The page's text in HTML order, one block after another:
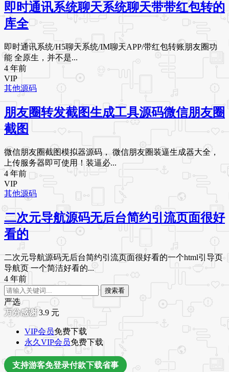
即时通讯系统聊天系统聊天带带红包转的
库全
即时通讯系统/H5聊天系统/IM聊天APP/带红包转账朋友圈功
能 全原生，并不是...
4 年前
VIP
其他源码
朋友圈转发截图生成工具源码微信朋友圈
截图
微信朋友圈截图模拟器源码， 微信朋友圈装逼生成器大全，
上传服务器即可使用！装逼必...
4 年前
VIP
其他源码
二次元导航源码无后台简约引流页面很好
看的
二次元导航源码无后台简约引流页面很好看的一个html引导页
导航页 一个简洁好看的...
4 年前
搜索看
严选
3.9 元
VIP会员免费下载
永久VIP会员免费下载
支持游客免登录付款下载省事